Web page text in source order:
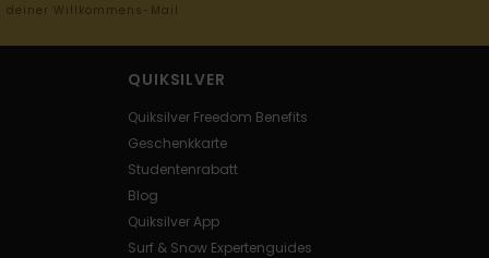
Willkommens-Mail
QUIKSILVER
Quiksilver Freedom Benefits
Geschenkkarte
Studentenrabatt
Blog
Quiksilver App
Surf & Snow Expertenguides